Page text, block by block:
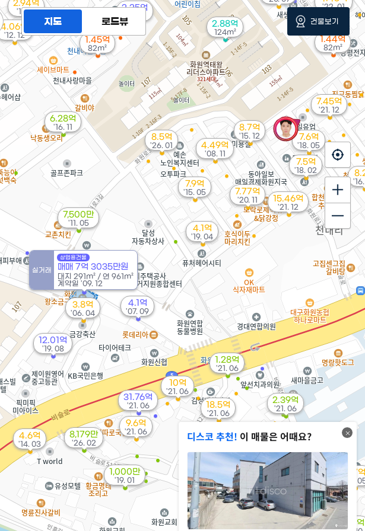
8,179만
'26. 02
8.5억
'26. 01
2.88억
124m²
1.45억
82m²
'22. 01
4.9억
4.72억
15.46억
'21. 12
7.45억
'21. 12
2.39억
'21. 06
18.5억
'21. 06
20.73억
'21. 06
9.6억
'21. 06
10억
'21. 06
31.76억
'21. 06
1.28억
'21. 06
7.77억
'20. 11
1,000만
'20. 06
8.7억
'20.
1.44억
82m²
12.01억
'19. 08
4.1억
'19. 04
1,000만
'19. 01
7.6억
'18. 05
7.5억
'18. 02
6.28억
'16. 11 8.7억
'15. 12
7.9억
'15. 05
2.94억
'14. 11
1.63억
4.6억
'14. 03
4.06억
'12. 12
7,500만
'11. 05
2.25억
'11. 05
실거래
상업용건물
매매 7억 3035만원
대지 291m² / 연 961m²
계약일 '09. 12
4.49억
'08. 11
4.1억
'07. 09
3.8억
'06. 04
디스코 추천! 이 매물은 어때요?
지도 로드뷰 건물보기